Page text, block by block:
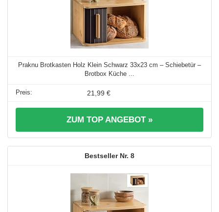
Praknu Brotkasten Holz Klein Schwarz 33x23 cm – Schiebetür –
Brotbox Küche ...
21,99 €
ZUM TOP ANGEBOT »
8